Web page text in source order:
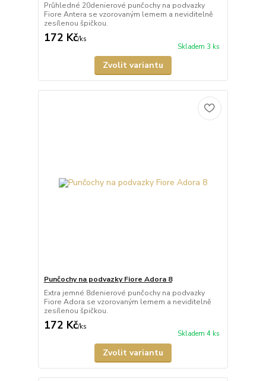
Průhledné 20denierové punčochy na podvazky
Fiore Antera se vzorovaným lemem a neviditelně
zesílenou špičkou.
172 Kč/ks
Skladem 3 ks
Zvolit variantu
Punčochy na podvazky Fiore Adora 8
Extra jemné 8denierové punčochy na podvazky
Fiore Adora se vzorovaným lemem a neviditelně
zesílenou špičkou.
172 Kč/ks
Skladem 4 ks
Zvolit variantu